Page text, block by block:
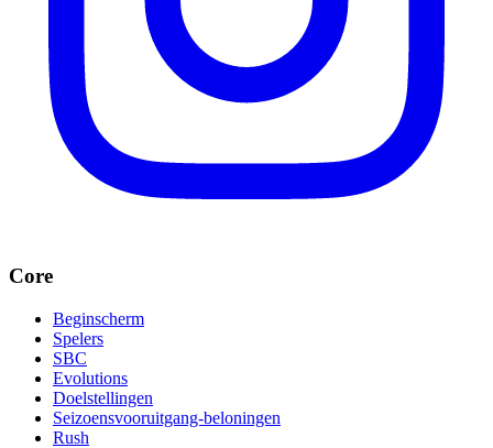
Core
Beginscherm
Spelers
SBC
Evolutions
Doelstellingen
Seizoensvooruitgang-beloningen
Rush